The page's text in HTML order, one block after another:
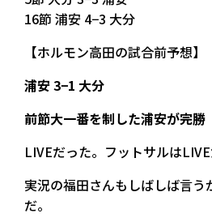
16節 浦安 4−3 大分
【ホルモン高田の試合前予想】
浦安 3−1 大分
前節大一番を制した浦安が完勝
LIVEだった。フットサルはLIVE
実況の福田さんもしばしば言う
だ。